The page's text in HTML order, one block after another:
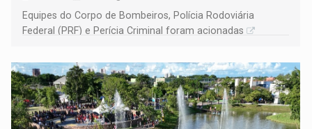
Equipes do Corpo de Bombeiros, Polícia Rodoviária
Federal (PRF) e Perícia Criminal foram acionadas